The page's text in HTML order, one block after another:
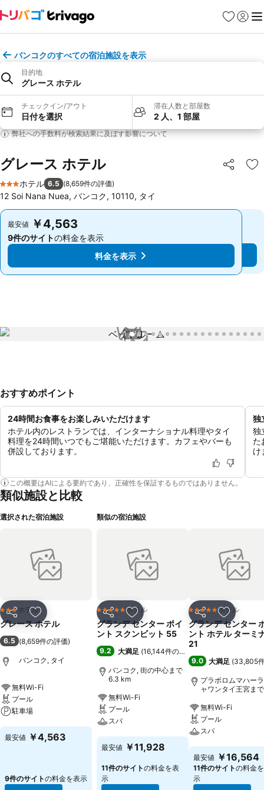
お気に入り
ログイ
メ
バンコクのすべての宿泊施設を表示
目的地
グレース ホテル
チェックイン/アウト
日付を選択
滞在人数と部屋数
2 人、1 部屋
弊社への手数料が検索結果に及ぼす影響について
グレース ホテル シェア
お
3 ホテルのランク
ホテル 6.5 (8,659件の評価)
12 Soi Nana Nuea, バンコク, 10110, タイ
最安値 ￥4,563
9件のサイトの料金を表示
料金を表示
最安値 ￥4,563
9件のサイトの料金を表示
料金を表示
1 / 73
おすすめポイント
24時間お食事をお楽しみいただけます
ホテル内のレストランでは、インターナショナル料理やタイ
料理を24時間いつでもご堪能いただけます。カフェやバーも
併設しております。
独
独
た
け
この概要はAIによる要約であり、正確性を保証するものではありません。
類似施設と比較
選択された宿泊施設
シェア お気に入りに追加
3 ホテルのランク
ホテル
グレース ホテル
6.5 (8,659件の評価)
バンコク, タイ
無料Wi-Fi
プール
駐車場
料金を表示
最安値 ￥4,563
9件のサイトの料金を表示
類似の宿泊施設
シェア お気に入りに追加
5 ホテルのランク
ホテル
グランデ センター ポイ
ント スクンビット 55
9.2 大満足 (16,144件の評価
バンコク, 街の中心まで
6.3 km
無料Wi-Fi
プール
スパ
料金を表示
最安値 ￥11,928
11件のサイトの料金を表
示
シェア お気に入
5 ホテルのランク
ホテル
グランデ センター
ント ホテル ターミ
21
9.0 大満足 (33,805
プラボロムマハー
ャワンタイ王宮ま
無料Wi-Fi
プール
スパ
料金を表示
最安値 ￥16,564
11件のサイトの料金
示